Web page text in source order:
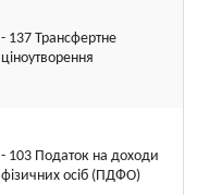
- 137 Трансфертне
ціноутворення
- 103 Податок на доходи
фізичних осіб (ПДФО)